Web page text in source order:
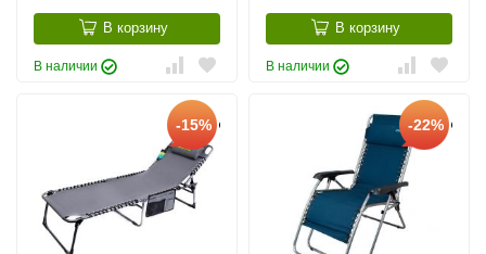
В корзину
В наличии
В корзину
В наличии
-15% -22%